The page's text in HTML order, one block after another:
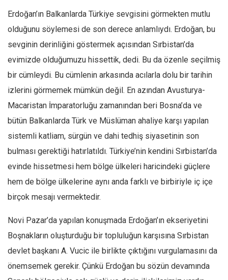
» Yazar arşivi
Bu Sayı
Tüm Sayılar
Kültür Sanat
Kitap
Karisi kitap sualleri
7 soruda bu hafta
Ekonomi
Spor
Manzara
Sağlık
Gıda-Beslenme
Hayat
Türkiye
Siyaset
Erdoğan’ın Balkanlarda Türkiye sevgisini görmekten mutlu
olduğunu söylemesi de son derece anlamlıydı. Erdoğan, bu
sevginin derinliğini göstermek açısından Sırbistan’da
evimizde olduğumuzu hissettik, dedi. Bu da özenle seçilmiş
bir cümleydi. Bu cümlenin arkasında acılarla dolu bir tarihin
izlerini görmemek mümkün değil. En azından Avusturya-
Macaristan İmparatorluğu zamanından beri Bosna’da ve
bütün Balkanlarda Türk ve Müslüman ahaliye karşı yapılan
sistemli katliam, sürgün ve dahi tedhiş siyasetinin son
bulması gerektiği hatırlatıldı. Türkiye’nin kendini Sırbistan’da
evinde hissetmesi hem bölge ülkeleri haricindeki güçlere
hem de bölge ülkelerine aynı anda farklı ve birbiriyle iç içe
birçok mesajı vermektedir.
Novi Pazar’da yapılan konuşmada Erdoğan’ın ekseriyetini
Boşnakların oluşturduğu bir topluluğun karşısına Sırbistan
devlet başkanı A. Vucic ile birlikte çıktığını vurgulamasını da
önemsemek gerekir. Çünkü Erdoğan bu sözün devamında